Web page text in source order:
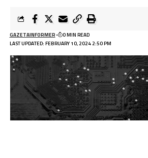
LAST UPDATED: FEBRUARY 10, 2024 2:50 PM
GAZETAINFORMER 0 MIN READ